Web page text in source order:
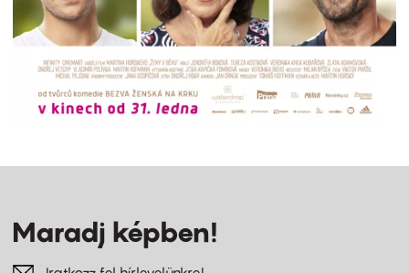
Maradj képben!